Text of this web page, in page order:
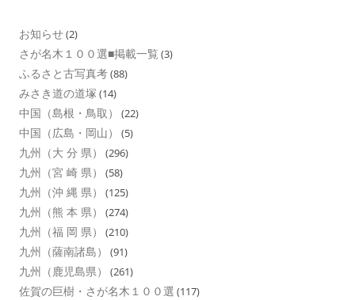
お知らせ(2)
さが名木１００選■掲載一覧 (3)
ふるさと古写真考(88)
みさき道の道塚 (14)
中国（島根・鳥取） (22)
中国（広島・岡山） (5)
九州（大 分 県） (296)
九州（宮 崎 県） (58)
九州（沖 縄 県） (125)
九州（熊 本 県） (274)
九州（福 岡 県） (210)
九州（薩南諸島） (91)
九州（鹿児島県） (261)
佐賀の巨樹・さが名木１００選 (117)